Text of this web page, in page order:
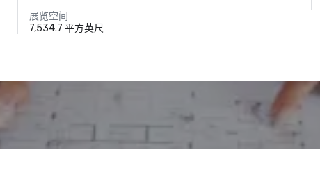
展览空间
7,534.7 平方英尺